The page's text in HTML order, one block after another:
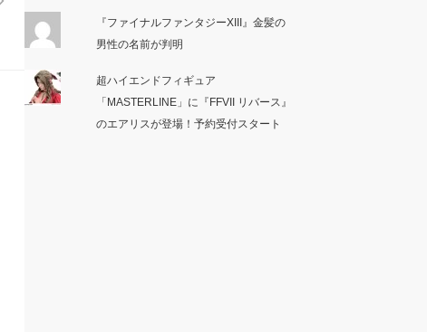
『ファイナルファンタジーXIII』金髪の
男性の名前が判明
超ハイエンドフィギュア
「MASTERLINE」に『FFVII リバース』
のエアリスが登場！予約受付スタート